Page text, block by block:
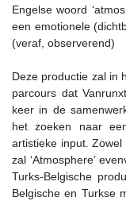
Engelse woord
een emotionele
(veraf, observerend)
Deze productie zal in
parcours dat
keer in de
het zoeken naar
artistieke input.
zal ‘Atmosphere’
Turks-Belgische
Belgische en Turkse